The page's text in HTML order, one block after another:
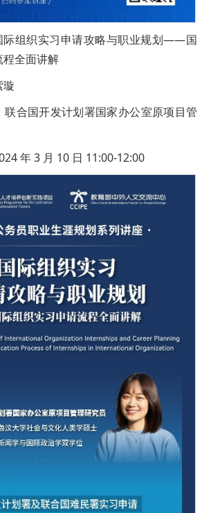
际组织实习申请攻略与职业规划——国
全面讲解
璇
联合国开发计划署国家办公室原项目管
年 3 月 10 日 11:00-12:00